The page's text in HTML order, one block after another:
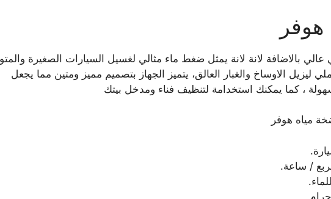
عالي بالاضافة لانة لانة يمثل ضغط ماء مثالي لغسيل السيارات الصغيرة
الاوساخ والغبار العالق، يتميز الجهاز بتصميم مميز ومتين مما يجعل
، كما يمكنك استخدامة لتنظيف فناء ومدخل بيتك
مياه هوفر